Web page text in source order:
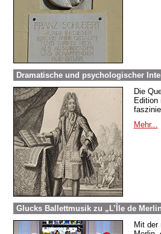
Dramatische und psychologischer
Die
Edition
Mehr...
Glucks Ballettmusik zu „L’Île de
Mit der